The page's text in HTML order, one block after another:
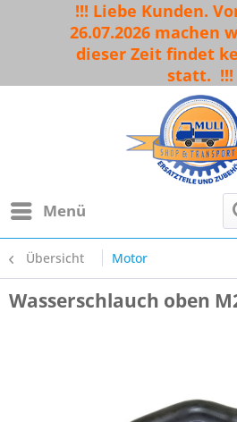
!!! Liebe Kunden.
26.07.2026 machen
dieser Zeit findet
statt. !!!
Menü
Übersicht Motor
Wasserschlauch oben